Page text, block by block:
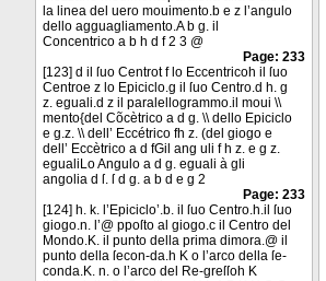
la linea del uero mouimento.b e z l’angulo
dello agguagliamento.A b g. il
Concentrico a b h d f 2 3 @
Page: 233
[123] d il ſuo Centrot f lo Eccentricoh il ſuo
Centroe z lo Epiciclo.g il ſuo Centro.d h. g
z. eguali.d z il paralellogrammo.il moui \\
mento{del Cõcètrico a d g. \\ dello Epiciclo
e g.z. \\ dell’ Eccétrico fh z. (del giogo e
dell’ Eccètrico a d fGil ang uli f h z. e g z.
egualiLo Angulo a d g. eguali à gli
angolia d ſ. ſ d g. a b d e g 2
Page: 233
[124] h. k. l’Epiciclo’.b. il ſuo Centro.h.il ſuo
giogo.n. l’@ ppoſto al giogo.c il Centro del
Mondo.K. il punto della prima dimora.@ il
punto della ſecon-da.h K o l’arco della ſe-
conda.K. n. o l’arco del Re-greſſoh K